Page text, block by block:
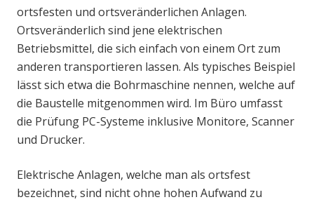
ortsfesten und ortsveränderlichen Anlagen.
Ortsveränderlich sind jene elektrischen
Betriebsmittel, die sich einfach von einem Ort zum
anderen transportieren lassen. Als typisches Beispiel
lässt sich etwa die Bohrmaschine nennen, welche auf
die Baustelle mitgenommen wird. Im Büro umfasst
die Prüfung PC-Systeme inklusive Monitore, Scanner
und Drucker.
Elektrische Anlagen, welche man als ortsfest
bezeichnet, sind nicht ohne hohen Aufwand zu